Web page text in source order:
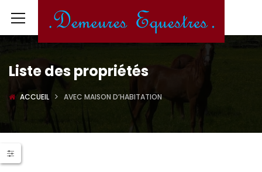
Liste des propriétés
ACCUEIL AVEC MAISON D’HABITATION